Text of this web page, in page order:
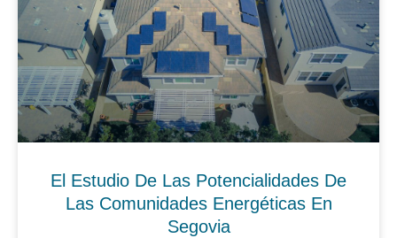
El Estudio De Las Potencialidades De
Las Comunidades Energéticas En
Segovia